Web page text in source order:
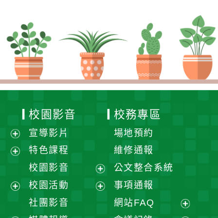
展
單
選
校園影音
宣導影片
特色課程
校園影音
展
校園活動
社團影音
校務專區
場地預約
維修通報
公文整合系統
事項通報
網站FAQ